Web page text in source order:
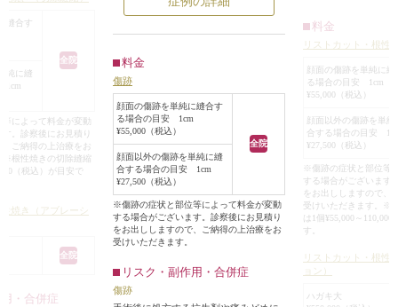
されることはまず
たい気持ちを持つ
縫合す
全院
純に縫
1cm
によって料金が変動
。診察後にお見積り
ご納得の上治療をお
※根性焼きの切除縫縮
（税込）が目安で
焼き（アブレーシ
全院
・合併症
ることになりました。
縫いし、皮膚の表面を細いナイロン
糸で縫合しました。
術後は目立たない1本の線状の傷に
なりました。
料金
傷跡
顔面の傷跡を単純に縫合す
る場合の目安 1cm
¥55,000（税込）
全院
顔面以外の傷跡を単純に縫
合する場合の目安 1cm
¥27,500（税込）
※傷跡の症状と部位等によって料金が変動
する場合がございます。診察後にお見積り
をお出ししますので、ご納得の上治療をお
受けいただきます。
リスク・副作用・合併症
傷跡
火傷の跡にするか
とが多いです。
一般的に切除縫縮
するほうが傷跡が
跡は面積が広いた
傷跡にすることは
そのため、できる
トの傷跡を切除し
なりました。
術後は1本の傷跡の
リストカットの傷
りましたが、術前
まにリストカット
傷跡だったのに比
料金
リストカット・根性
顔面の傷跡を単純に縫
る場合の目安 1cm
¥55,000（税込）
顔面以外の傷跡を単純
合する場合の目安
¥27,500（税込）
※傷跡の症状と部位等
する場合がございます
をお出ししますので、
受けいただきます。※
は1個¥55,000～
す。
リストカット・根性
ョン）
ハガキ大